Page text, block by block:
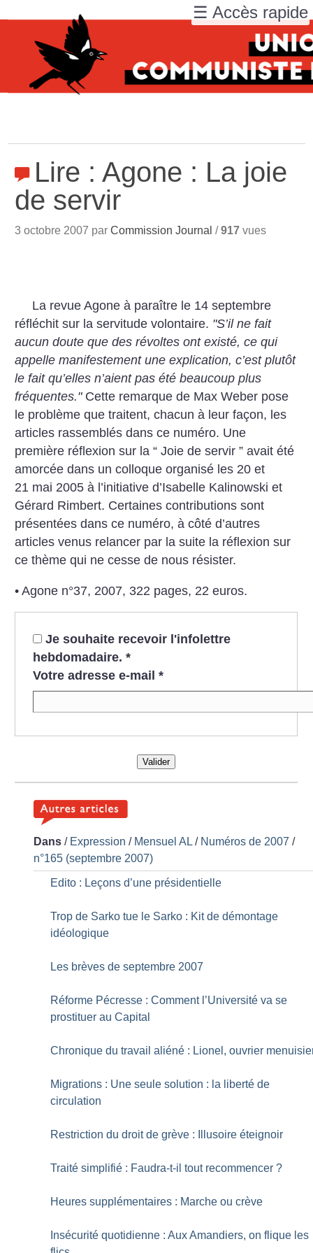
Lire : Agone : La joie
de servir
3 octobre 2007 parCommission Journal /917 vues
La revue Agone à paraître le 14 septembre
réfléchit sur la servitude volontaire. "S’il ne fait
aucun doute que des révoltes ont existé, ce qui
appelle manifestement une explication, c’est plutôt
le fait qu’elles n’aient pas été beaucoup plus
fréquentes."Cette remarque de Max Weber pose
le problème que traitent, chacun à leur façon, les
articles rassemblés dans ce numéro. Une
première réflexion sur la “ Joie de servir ” avait été
amorcée dans un colloque organisé les 20 et
21 mai 2005 à l’initiative d’Isabelle Kalinowski et
Gérard Rimbert. Certaines contributions sont
présentées dans ce numéro, à côté d’autres
articles venus relancer par la suite la réflexion sur
ce thème qui ne cesse de nous résister.
• Agone n°37, 2007, 322 pages, 22 euros.
Je souhaite recevoir l'infolettre
hebdomadaire. *
Votre adresse e-mail *
Valider
Dans / Expression / Mensuel AL / Numéros de 2007 /
n°165 (septembre 2007)
Edito : Leçons d’une présidentielle
Trop de Sarko tue le Sarko : Kit de démontage
idéologique
Les brèves de septembre 2007
Réforme Pécresse : Comment l’Université va se
prostituer au Capital
Chronique du travail aliéné : Lionel, ouvrier
Migrations : Une seule solution : la liberté de
circulation
Restriction du droit de grève : Illusoire éteignoir
Traité simplifié : Faudra-t-il tout recommencer ?
Heures supplémentaires : Marche ou crève
Insécurité quotidienne : Aux Amandiers, on flique les
☰ Accès rapide